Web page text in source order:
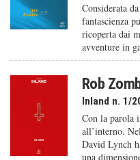
Considerata
fantascienza
ricoperta dai
avventure in
Rob
Inland n. 1/
Con la parola
all’interno.
David Lynch
una